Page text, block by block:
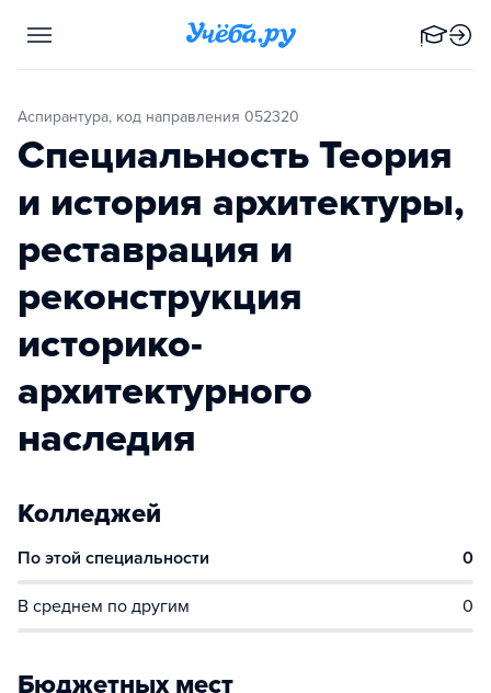
Аспирантура, код направления 052320
Специальность Теория
и история архитектуры,
реставрация и
реконструкция
историко-
архитектурного
наследия
Колледжей
По этой специальности 0
В среднем по другим 0
Бюджетных мест